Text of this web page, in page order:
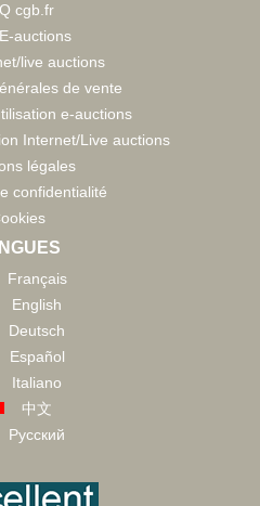
cgb.fr
auctions
live auctions
de vente
e-auctions
Internet/Live auctions
légales
confidentialité
Français
English
Deutsch
Español
Italiano
中文
Русский